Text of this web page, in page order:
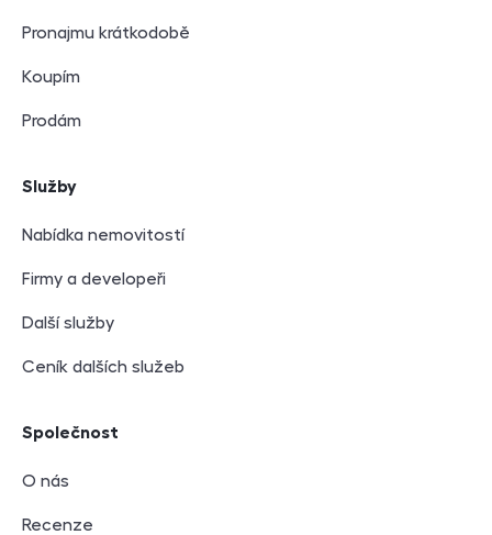
Pronajmu krátkodobě
Koupím
Prodám
Služby
Nabídka nemovitostí
Firmy a developeři
Další služby
Ceník dalších služeb
Společnost
O nás
Recenze